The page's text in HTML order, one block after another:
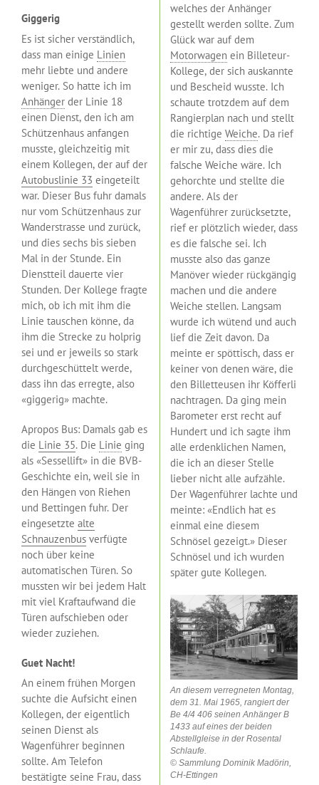
Giggerig
Es ist sicher verständlich,
dass man einige Linien
mehr liebte und andere
weniger. So hatte ich im
Anhänger der Linie 18
einen Dienst, den ich am
Schützenhaus anfangen
musste, gleichzeitig mit
einem Kollegen, der auf der
Autobuslinie 33 eingeteilt
war. Dieser Bus fuhr damals
nur vom Schützenhaus zur
Wanderstrasse und zurück,
und dies sechs bis sieben
Mal in der Stunde. Ein
Dienstteil dauerte vier
Stunden. Der Kollege fragte
mich, ob ich mit ihm die
Linie tauschen könne, da
ihm die Strecke zu holprig
sei und er jeweils so stark
durchgeschüttelt werde,
dass ihn das erregte, also
«giggerig» machte.
Apropos Bus: Damals gab es
die Linie 35. Die Linie ging
als «Sessellift» in die BVB-
Geschichte ein, weil sie in
den Hängen von Riehen
und Bettingen fuhr. Der
eingesetzte alte
Schnauzenbus verfügte
noch über keine
automatischen Türen. So
mussten wir bei jedem Halt
mit viel Kraftaufwand die
Türen aufschieben oder
wieder zuziehen.
Guet Nacht!
An einem frühen Morgen
suchte die Aufsicht einen
Kollegen, der eigentlich
seinen Dienst als
Wagenführer beginnen
sollte. Am Telefon
bestätigte seine Frau, dass
welches der Anhänger
gestellt werden sollte. Zum
Glück war auf dem
Motorwagen ein Billeteur-
Kollege, der sich auskannte
und Bescheid wusste. Ich
schaute trotzdem auf dem
Rangierplan nach und stellt
die richtige Weiche. Da rief
er mir zu, dass dies die
falsche Weiche wäre. Ich
gehorchte und stellte die
andere. Als der
Wagenführer zurücksetzte,
rief er plötzlich wieder, dass
es die falsche sei. Ich
musste also das ganze
Manöver wieder rückgängig
machen und die andere
Weiche stellen. Langsam
wurde ich wütend und auch
lief die Zeit davon. Da
meinte er spöttisch, dass er
keiner von denen wäre, die
den Billetteusen ihr Köfferli
nachtragen. Da ging mein
Barometer erst recht auf
Hundert und ich sagte ihm
alle erdenklichen Namen,
die ich an dieser Stelle
lieber nicht alle aufzähle.
Der Wagenführer lachte und
meinte: «Endlich hat es
einmal eine diesem
Schnösel gezeigt.» Dieser
Schnösel und ich wurden
später gute Kollegen.
An diesem verregneten Montag,
dem 31. Mai 1965, rangiert der
Be 4/4 406 seinen Anhänger B
1433 auf eines der beiden
Abstellgleise in der Rosental
Schlaufe.
© Sammlung Dominik Madörin,
CH-Ettingen